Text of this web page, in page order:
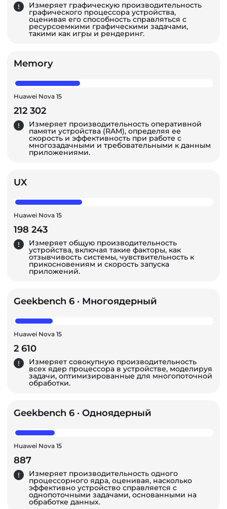
Измеряет графическую производительность
графического процессора устройства,
оценивая его способность справляться с
ресурсоемкими графическими задачами,
такими как игры и рендеринг.
Memory
Huawei Nova 15
212 302
Измеряет производительность оперативной
памяти устройства (RAM), определяя ее
скорость и эффективность при работе с
многозадачными и требовательными к данным
приложениями.
UX
Huawei Nova 15
198 243
Измеряет общую производительность
устройства, включая такие факторы, как
отзывчивость системы, чувствительность к
прикосновениям и скорость запуска
приложений.
Geekbench 6 · Многоядерный
Huawei Nova 15
2 610
Измеряет совокупную производительность
всех ядер процессора в устройстве, моделируя
задачи, оптимизированные для многопоточной
обработки.
Geekbench 6 · Одноядерный
Huawei Nova 15
887
Измеряет производительность одного
процессорного ядра, оценивая, насколько
эффективно устройство справляется с
однопоточными задачами, основанными на
обработке данных.